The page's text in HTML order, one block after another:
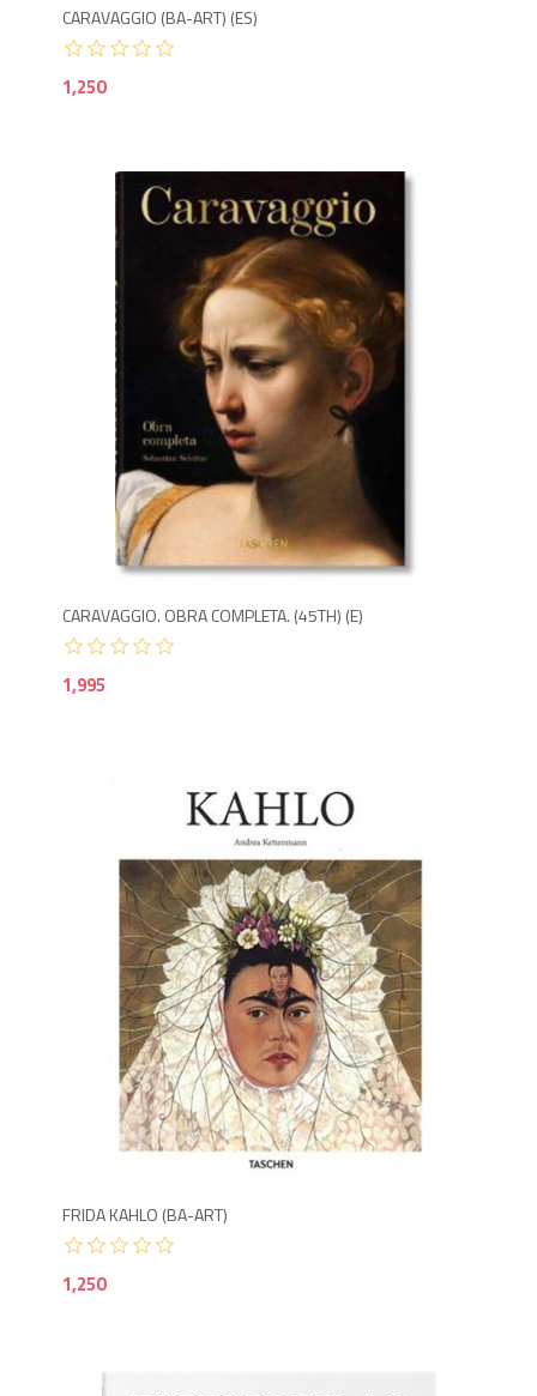
CARAVAGGIO (BA-ART) (ES)
1,250
CARAVAGGIO. OBRA COMPLETA. (45TH) (E)
1,995
FRIDA KAHLO (BA-ART)
1,250